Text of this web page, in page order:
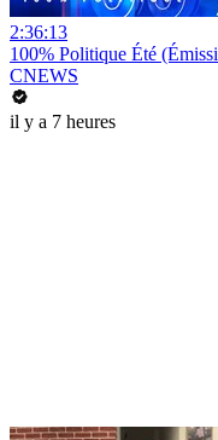
2:36:13
100% Politique Été
CNEWS
il y a 7 heures